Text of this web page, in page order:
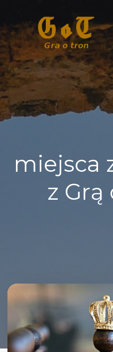
miejsca
z Grą